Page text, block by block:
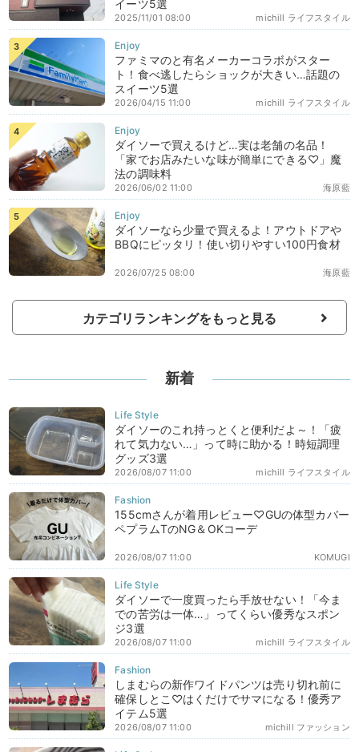
イーツ5選
michill ライフスタイル
2025/11/01 08:00
ファミマのと有名メーカーコラボがスター
ト！食べ逃したらショックが大きい…話題の
スイーツ5選
michill ライフスタイル
2026/04/15 11:00
ダイソーで買えるけど…実は老舗の名品！
「家でお店みたいな味が簡単にできる♡」魔
法の調味料
海原藍
2026/06/02 11:00
ダイソーなら少量で買えるよ！アウトドアや
BBQにピッタリ！使い切りやすい100円食材
海原藍
2026/07/25 08:00
カテゴリランキングをもっと見る
新着
ダイソーのこれ持っとくと便利だよ～！「疲
れて気力ない…」って時に助かる！時短調理
グッズ3選
michill ライフスタイル
2026/08/07 11:00
155cmさんが着用レビュー♡GUの体型カバー
ペプラムTのNG＆OKコーデ
KOMUGI
2026/08/07 11:00
ダイソーで一度買ったら手放せない！「今ま
での苦労は一体…」ってくらい優秀なスポン
ジ3選
michill ライフスタイル
2026/08/07 11:00
しまむらの新作ワイドパンツは売り切れ前に
確保しとこ♡はくだけでサマになる！優秀ア
イテム5選
michill ファッション
2026/08/07 11:00